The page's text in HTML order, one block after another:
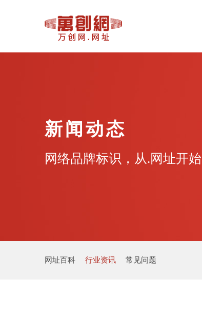
新闻动态
网络品牌标识，从.网址开始
网址百科 行业资讯 常见问题